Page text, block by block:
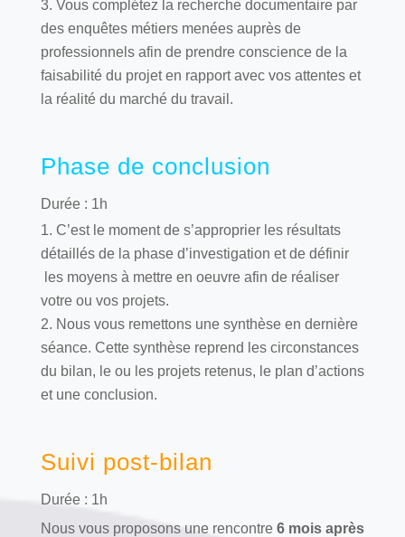
Vous complétez la recherche documentaire par
des enquêtes métiers menées auprès de
professionnels afin de prendre conscience de la
faisabilité du projet en rapport avec vos attentes et
la réalité du marché du travail.
Phase de conclusion
Durée : 1h
C’est le moment de s’approprier les résultats
détaillés de la phase d’investigation et de définir
les moyens à mettre en oeuvre afin de réaliser
votre ou vos projets.
Nous vous remettons une synthèse en dernière
séance. Cette synthèse reprend les circonstances
du bilan, le ou les projets retenus, le plan d’actions
et une conclusion.
Suivi post-bilan
Durée : 1h
Nous vous proposons une rencontre 6 mois après